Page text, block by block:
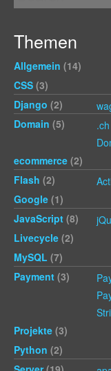
Themen
Allgemein (14)
CSS (3)
Django (2)
Domain (5)
ecommerce (2)
Flash (2)
Google (1)
JavaScript (8)
Livecycle (2)
MySQL (7)
Payment (3)
Projekte (3)
Python (2)